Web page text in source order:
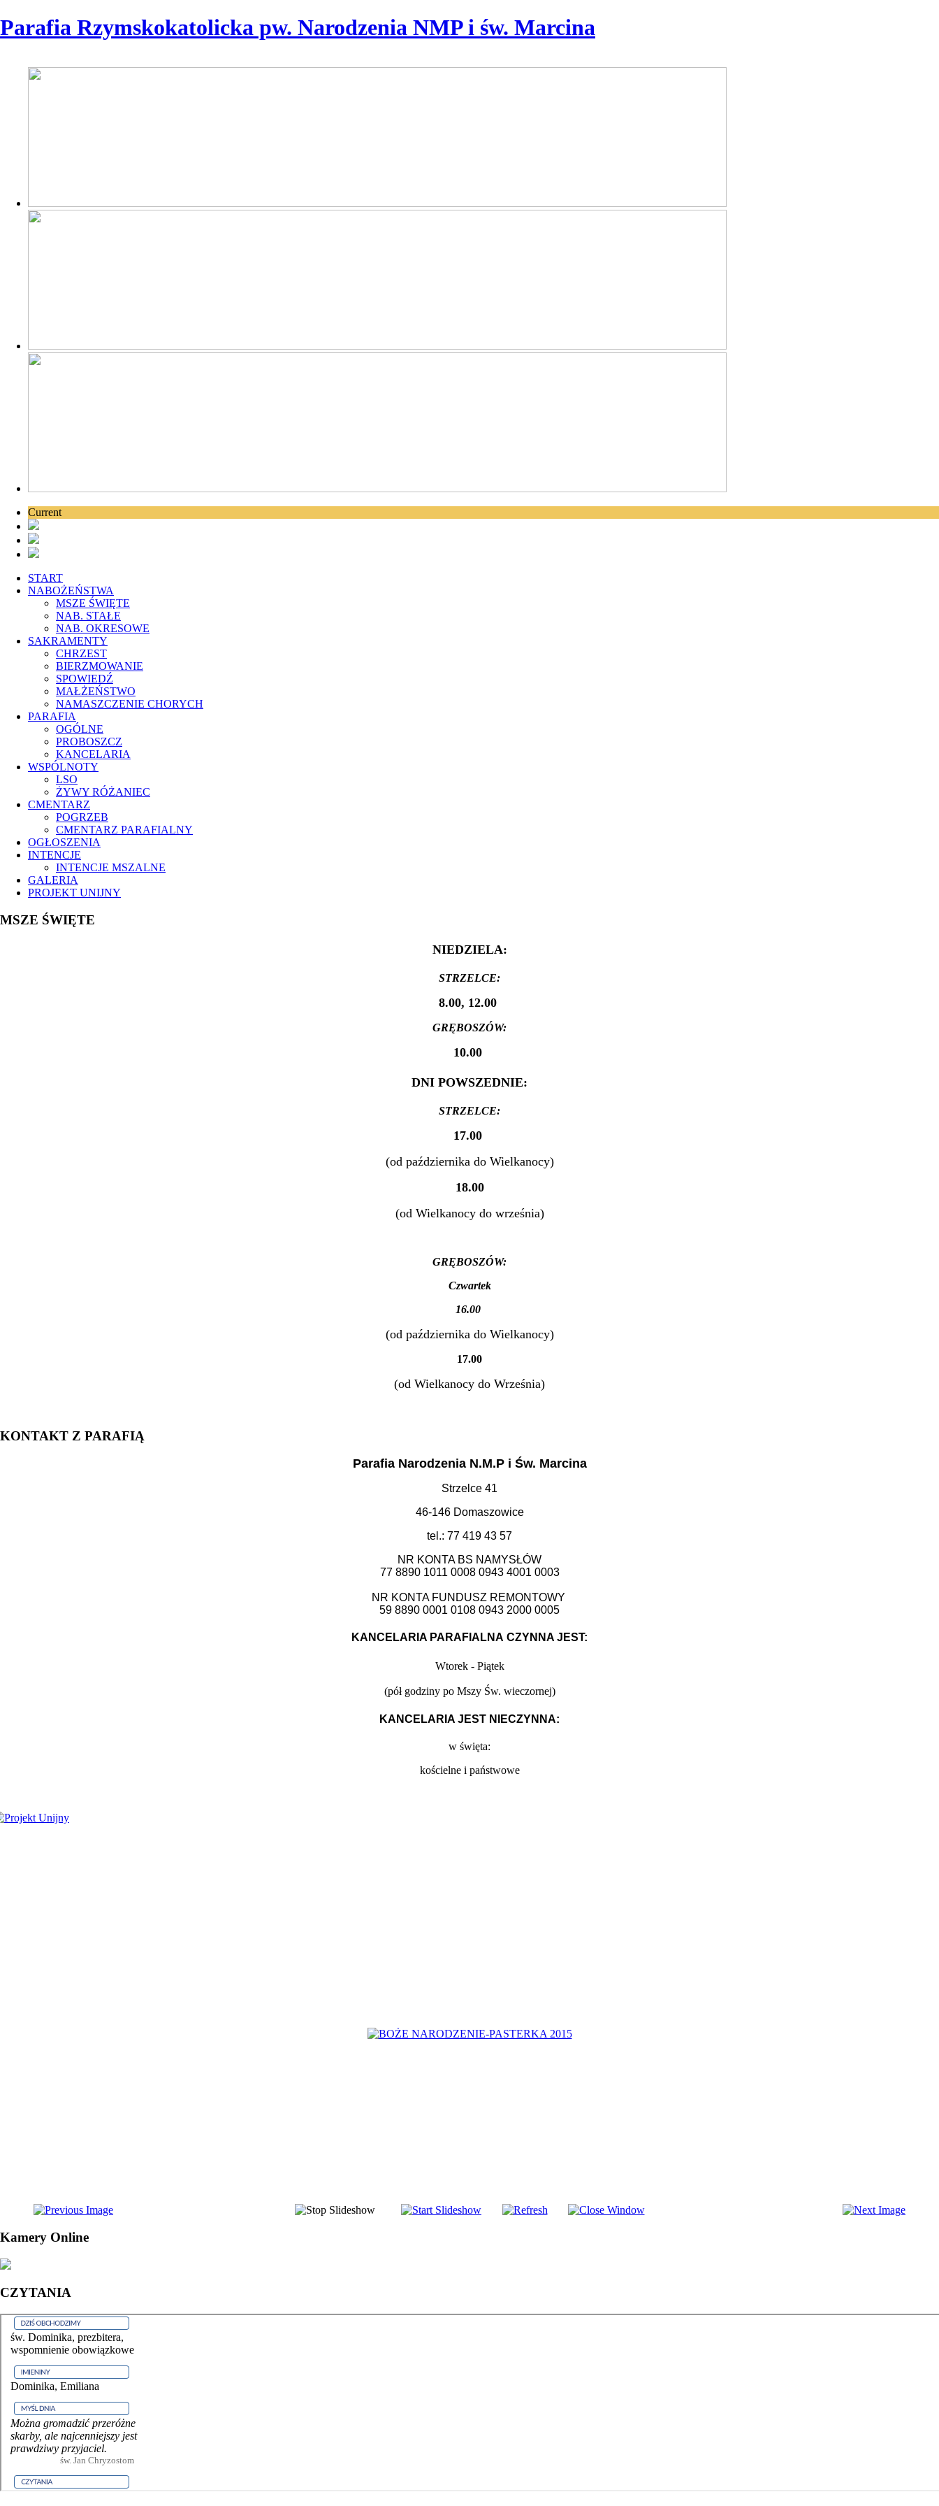
Parafia Rzymskokatolicka pw. Narodzenia NMP i św. Marcina
Current
START
NABOŻEŃSTWA
MSZE ŚWIĘTE
NAB. STAŁE
NAB. OKRESOWE
SAKRAMENTY
CHRZEST
BIERZMOWANIE
SPOWIEDŹ
MAŁŻEŃSTWO
NAMASZCZENIE CHORYCH
PARAFIA
OGÓLNE
PROBOSZCZ
KANCELARIA
WSPÓLNOTY
LSO
ŻYWY RÓŻANIEC
CMENTARZ
POGRZEB
CMENTARZ PARAFIALNY
OGŁOSZENIA
INTENCJE
INTENCJE MSZALNE
GALERIA
PROJEKT UNIJNY
MSZE ŚWIĘTE
NIEDZIELA:
STRZELCE:
8.00, 12.00
GRĘBOSZÓW:
10.00
DNI POWSZEDNIE:
STRZELCE:
17.00
(od października do Wielkanocy)
18.00
(od Wielkanocy do września)
GRĘBOSZÓW:
Czwartek
16.00
(od października do Wielkanocy)
17.00
(od Wielkanocy do Września)
KONTAKT Z PARAFIĄ
Parafia Narodzenia N.M.P i Św. Marcina
Strzelce 41
46-146 Domaszowice
tel.: 77 419 43 57
NR KONTA BS NAMYSŁÓW
77 8890 1011 0008 0943 4001 0003
NR KONTA FUNDUSZ REMONTOWY
59 8890 0001 0108 0943 2000 0005
KANCELARIA PARAFIALNA CZYNNA JEST:
Wtorek - Piątek
(pół godziny po Mszy Św. wieczornej)
KANCELARIA JEST NIECZYNNA:
w święta:
kościelne i państwowe
Kamery Online
CZYTANIA